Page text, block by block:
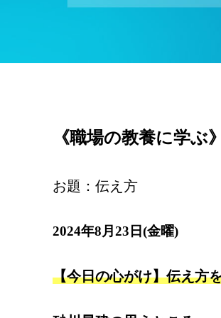
《職場の教養に学ぶ》
お題：伝え方
2024年8月23日(金曜)
【今日の心がけ】伝え方